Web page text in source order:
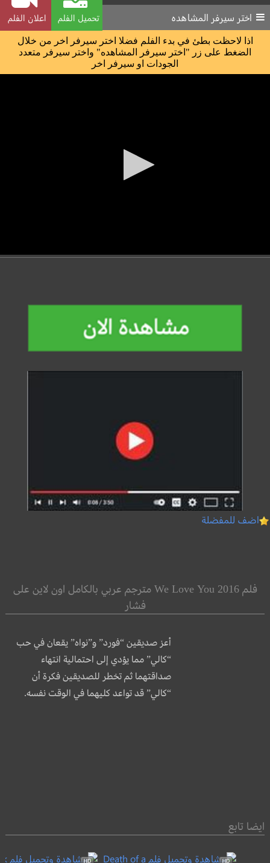
تحميل الفلم اعلان الفلم اختر سيرفر المشاهده
اذا لاحظت بطئ في بدء الفلم فضلا اختر سيرفر اخر من خلال
الضغط على زر "اختر سيرفر المشاهده" واختر سيرفر متعدد
الجودات او سيرفر اخر
اضف للمفضلة
فلم We Love You 2016 مترجم عربي بالكامل اون لاين على
فشار
أعز صديقين “فورد” و”نواه” يقعان في حب
“كالي” مما يؤدي إلى احتمالية انتهاء
صداقتهما ثم تخطر للصديقين فكرة أن
“كالي” قد تواعد كليهما في الوقت نفسه.
ايضا تابع